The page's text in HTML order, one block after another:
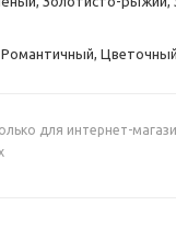
Цветочный
для интернет-